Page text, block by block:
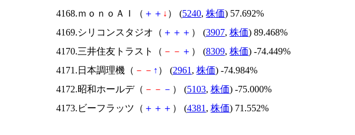
4168.ｍｏｎｏＡＩ（ ＋ ＋ ↓ ） (5240, 株価) 57.692%
4169.シリコンスタジオ（ ＋ ＋ ＋ ） (3907, 株価) 89.468%
4170.三井住友トラスト（ － － ＋ ） (8309, 株価) -74.449%
4171.日本調理機（ － － ↑ ） (2961 , 株価) -74.984%
4172.昭和ホールデ（ － － － ） (5103, 株価) -75.000%
4173.ビーフラッツ（ ＋ ＋ ＋ ） (4381 , 株価) 71.552%